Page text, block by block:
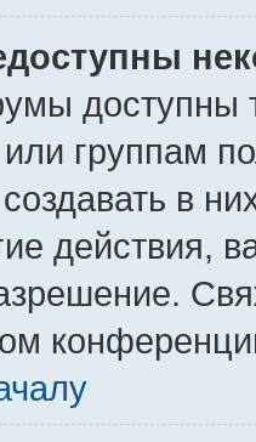
доступны
группам
в
действия,